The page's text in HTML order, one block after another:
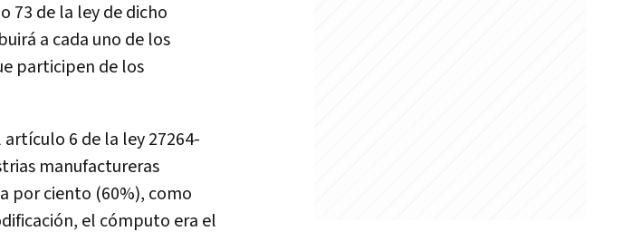
73 de la ley de dicho
a cada uno de los
participen de los
6 de la ley 27264-
manufactureras
por ciento (60%), como
el cómputo era el